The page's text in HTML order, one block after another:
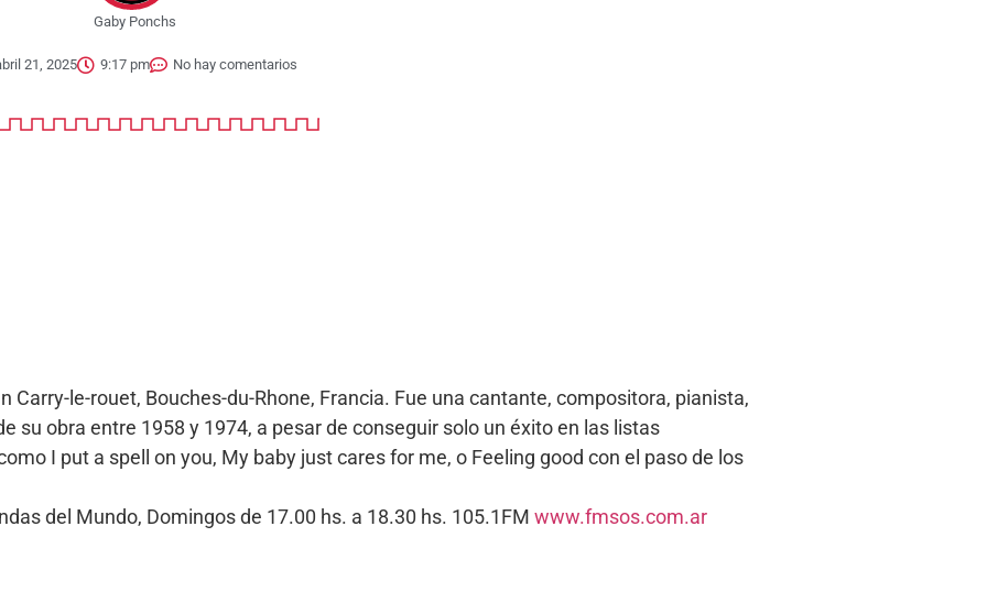
Gaby Ponchs
21, 2025 9:17 pm No hay comentarios
Carry-le-rouet, Bouches-du-Rhone, Francia. Fue una cantante, compositora, pianista,
su obra entre 1958 y 1974, a pesar de conseguir solo un éxito en las listas
I put a spell on you, My baby just cares for me, o Feeling good con el paso de los
del Mundo, Domingos de 17.00 hs. a 18.30 hs. 105.1FM www.fmsos.com.ar